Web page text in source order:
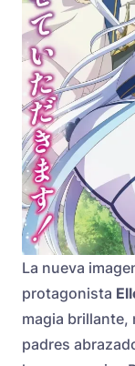
La nueva
protagonista
magia brillante,
padres